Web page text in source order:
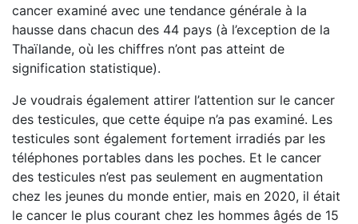
cancer examiné avec une tendance générale à la
hausse dans chacun des 44 pays (à l’exception de la
Thaïlande, où les chiffres n’ont pas atteint de
signification statistique).
Je voudrais également attirer l’attention sur le cancer
des testicules, que cette équipe n’a pas examiné. Les
testicules sont également fortement irradiés par les
téléphones portables dans les poches. Et le cancer
des testicules n’est pas seulement en augmentation
chez les jeunes du monde entier, mais en 2020, il était
le cancer le plus courant chez les hommes âgés de 15